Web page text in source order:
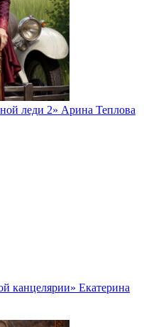
леди 2» Арина Теплова
канцелярии» Екатерина